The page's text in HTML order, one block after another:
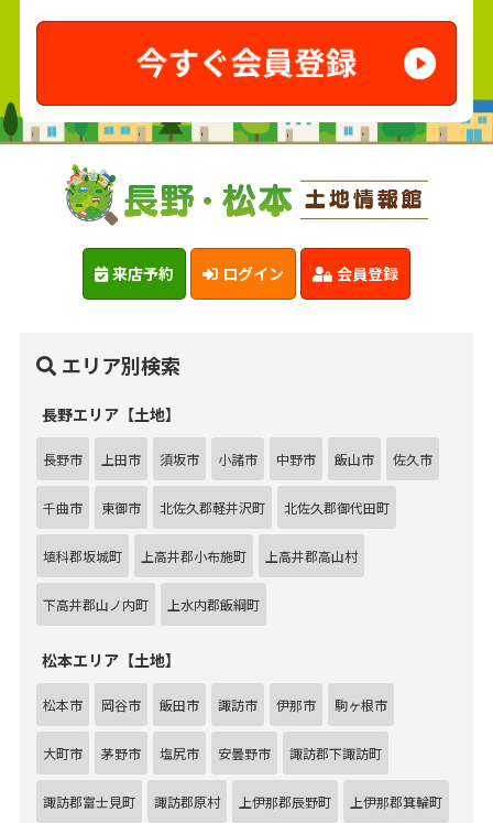
来店予約 ログイン 会員登録
エリア別検索
長野エリア【土地】
長野市 上田市 須坂市 小諸市 中野市 飯山市 佐久市
千曲市 東御市 北佐久郡軽井沢町 北佐久郡御代田町
埴科郡坂城町 上高井郡小布施町 上高井郡高山村
下高井郡山ノ内町 上水内郡飯綱町
松本エリア【土地】
松本市 岡谷市 飯田市 諏訪市 伊那市 駒ヶ根市
大町市 茅野市 塩尻市 安曇野市 諏訪郡下諏訪町
諏訪郡富士見町 諏訪郡原村 上伊那郡辰野町 上伊那郡箕輪町